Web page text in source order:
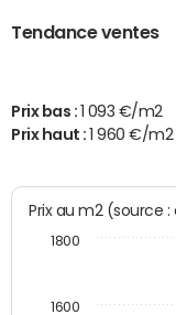
Tendance ventes
Prix bas : 1 093 €/m2
Prix haut :1 960 €/m2
Prix au m2
1600
1800